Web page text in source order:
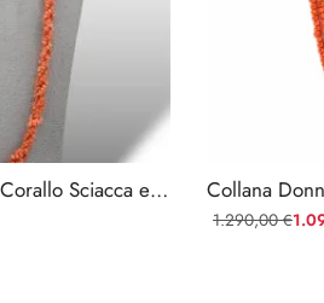
Collana Patricia Oro in Corallo Sciacca e Ametista
1.290,00€